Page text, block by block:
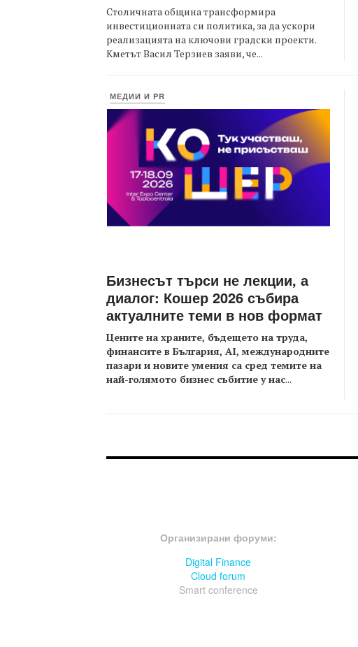
Столичната община трансформира
инвестиционната си политика, за да ускори
реализацията на ключови градски проекти.
Кметът Васил Терзиев заяви, че...
МЕДИИ И PR
Бизнесът търси не лекции, а
диалог: Кошер 2026 събира
актуалните теми в нов формат
Цените на храните, бъдещето на труда,
финансите в България, AI, международните
пазари и новите умения са сред темите на
най-голямото бизнес събитие у нас...
Организирани форуми:
Digital Finance
Cloud forum
Smart conference